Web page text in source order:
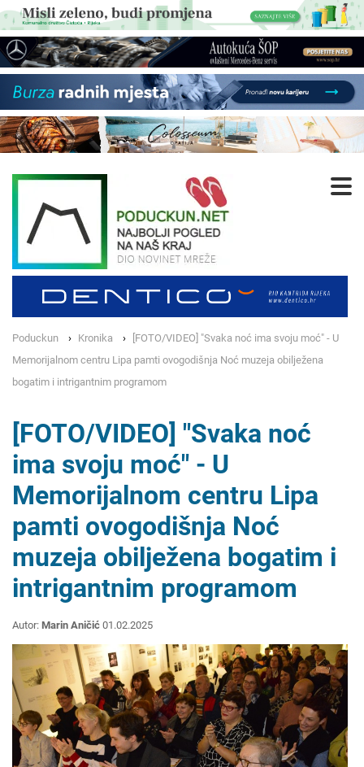
Poduckun Kronika
[FOTO/VIDEO] "Svaka noć ima svoju moć" - U
Memorijalnom centru Lipa pamti ovogodišnja Noć muzeja obilježena
bogatim i intrigantnim programom
[FOTO/VIDEO] "Svaka noć
ima svoju moć" - U
Memorijalnom centru Lipa
pamti ovogodišnja Noć
muzeja obilježena bogatim i
intrigantnim programom
Autor: Marin Aničić 01.02.2025